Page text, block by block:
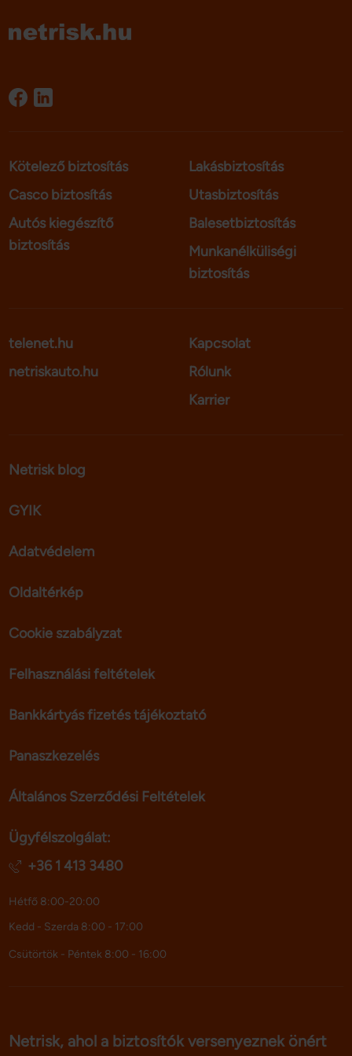
Kötelező biztosítás
Casco biztosítás
Autós kiegészítő
biztosítás
Lakásbiztosítás
Utasbiztosítás
Balesetbiztosítás
Munkanélküliségi
biztosítás
telenet.hu
netriskauto.hu
Kapcsolat
Rólunk
Karrier
Netrisk blog
GYIK
Adatvédelem
Oldaltérkép
Cookie szabályzat
Felhasználási feltételek
Bankkártyás fizetés tájékoztató
Panaszkezelés
Általános Szerződési Feltételek
Ügyfélszolgálat:
+36 1 413 3480
Hétfő 8:00-20:00
Kedd - Szerda 8:00 - 17:00
Csütörtök - Péntek 8:00 - 16:00
Netrisk, ahol a biztosítók versenyeznek önért